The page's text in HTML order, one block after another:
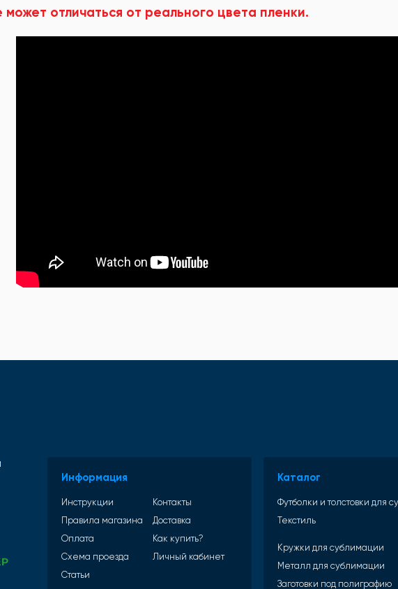
отличаться от реального цвета пленки.
Информация
Инструкции
Контакты
Правила магазина
Доставка
Оплата
Как купить?
Схема проезда
Личный кабинет
Статьи
Каталог
Футболки и толстовки для
Текстиль
Кружки для сублимации
Металл для сублимации
Заготовки под полиграфию